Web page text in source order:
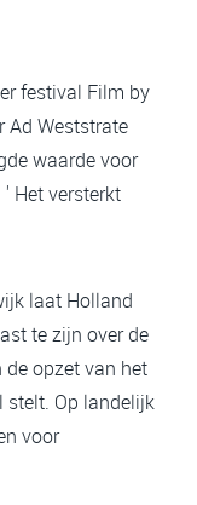
festival Film by
Ad Weststrate
waarde voor
Het versterkt
laat Holland
te zijn over de
opzet van het
Op landelijk
voor